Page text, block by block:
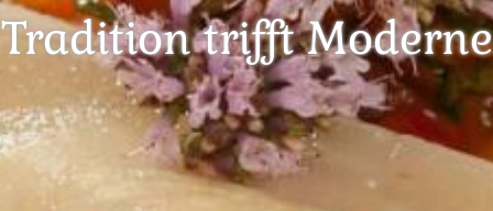
Tradition trifft Moderne